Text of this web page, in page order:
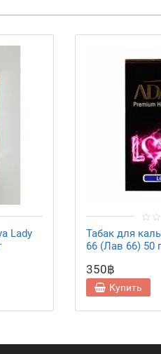
Lady
Табак для
66 (Лав 66) 50 г
350฿
Купить